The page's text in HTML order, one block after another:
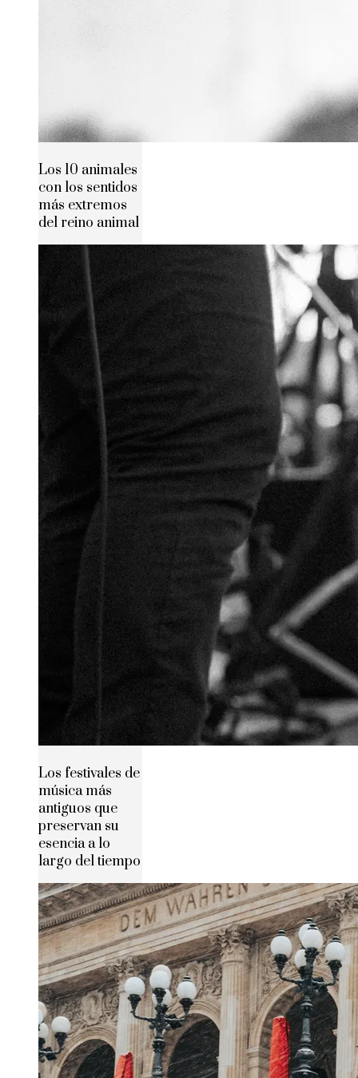
Los 10 animales
con los sentidos
más extremos
del reino animal
Los festivales de
música más
antiguos que
preservan su
esencia a lo
largo del tiempo